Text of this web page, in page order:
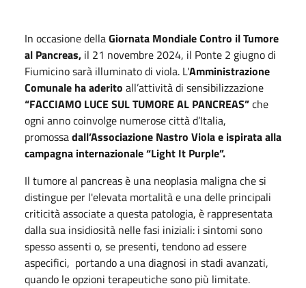
In occasione dellaGiornata Mondiale Contro il Tumore
al Pancreas, il 21 novembre 2024, il Ponte 2 giugno di
Fiumicino sarà illuminato di viola. L'Amministrazione
Comunale ha aderito all’attività di sensibilizzazione
“FACCIAMO LUCE SUL TUMORE AL PANCREAS”che
ogni anno coinvolge numerose città d’Italia,
promossadall’Associazione Nastro Viola e ispirata alla
campagna internazionale “Light It Purple”.
Il tumore al pancreas è una neoplasia maligna che si
distingue per l'elevata mortalità e una delle principali
criticità associate a questa patologia, è rappresentata
dalla sua insidiosità nelle fasi iniziali: i sintomi sono
spesso assenti o, se presenti, tendono ad essere
aspecifici, portando a una diagnosi in stadi avanzati,
quando le opzioni terapeutiche sono più limitate.